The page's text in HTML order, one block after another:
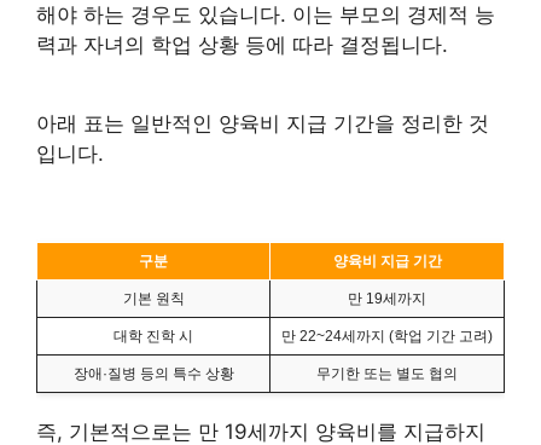
해야 하는 경우도 있습니다. 이는 부모의 경제적 능
력과 자녀의 학업 상황 등에 따라 결정됩니다.
아래 표는 일반적인 양육비 지급 기간을 정리한 것
입니다.
구분 양육비 지급 기간
기본 원칙 만 19세까지
대학 진학 시 만 22~24세까지 (학업 기간 고려)
장애·질병 등의 특수 상황 무기한 또는 별도 협의
즉, 기본적으로는 만 19세까지 양육비를 지급하지